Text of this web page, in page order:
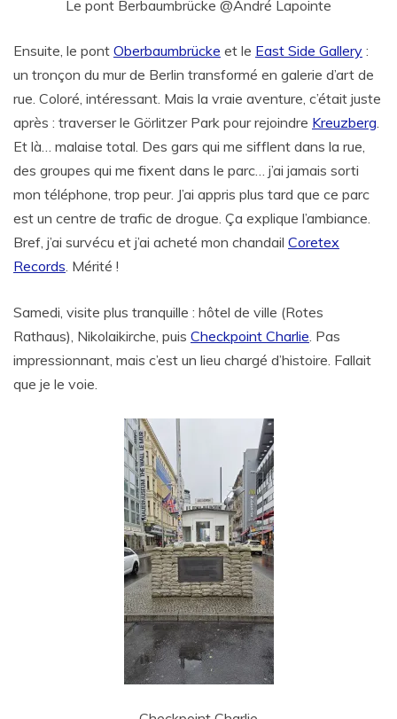
Le pont Berbaumbrücke @André Lapointe
Ensuite, le pont Oberbaumbrücke et le East Side Gallery :
un tronçon du mur de Berlin transformé en galerie d’art de
rue. Coloré, intéressant. Mais la vraie aventure, c’était juste
après : traverser le Görlitzer Park pour rejoindre Kreuzberg.
Et là… malaise total. Des gars qui me sifflent dans la rue,
des groupes qui me fixent dans le parc… j’ai jamais sorti
mon téléphone, trop peur. J’ai appris plus tard que ce parc
est un centre de trafic de drogue. Ça explique l’ambiance.
Bref, j’ai survécu et j’ai acheté mon chandail Coretex
Records. Mérité !
Samedi, visite plus tranquille : hôtel de ville (Rotes
Rathaus), Nikolaikirche, puis Checkpoint Charlie. Pas
impressionnant, mais c’est un lieu chargé d’histoire. Fallait
que je le voie.